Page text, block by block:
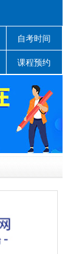
自考时间
课程预约